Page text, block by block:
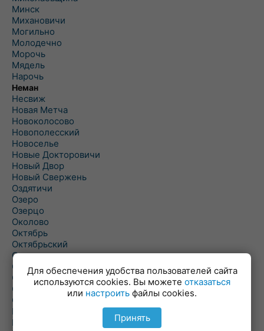
Минск
Михановичи
Могильно
Молодечно
Морочь
Мядель
Нарочь
Неман
Несвиж
Новая Метча
Новоколосово
Новополесский
Новоселье
Новые Докторовичи
Новый Двор
Новый Свержень
Оздятичи
Озеро
Озерцо
Околово
Октябрь
Октябрьский
Олехновичи
Омговичи
Оношки
Осовец
Острошицкий Городок
Пасека
Пастовичи
Для обеспечения удобства пользователей сайта
используются cookies. Вы можете отказаться
или настроить файлы cookies.
Принять